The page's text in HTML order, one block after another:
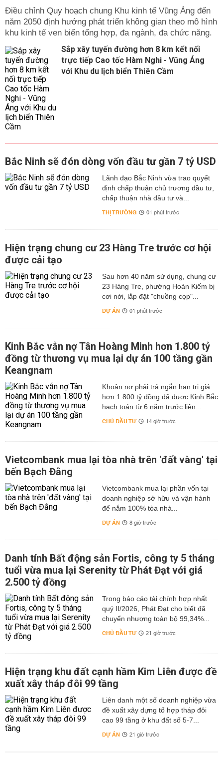
Điều chỉnh Quy hoạch chung Khu kinh tế Vũng Áng đến
năm 2050 định hướng phát triển không gian theo mô hình
khu kinh tế ven biển tổng hợp, đa ngành, đa chức năng.
Sắp xây tuyến đường hơn 8 km kết nối
trực tiếp Cao tốc Hàm Nghi - Vũng Áng
với Khu du lịch biển Thiên Cầm
Bắc Ninh sẽ đón dòng vốn đầu tư gần 7 tỷ USD
Lãnh đạo Bắc Ninh vừa trao quyết
định chấp thuận chủ trương đầu tư,
chấp thuận nhà đầu tư và...
THỊ TRƯỜNG 01 phút trước
Hiện trạng chung cư 23 Hàng Tre trước cơ hội
được cải tạo
Sau hơn 40 năm sử dụng, chung cư
23 Hàng Tre, phường Hoàn Kiếm bị
cơi nới, lắp đặt "chuồng cọp"...
DỰ ÁN 01 phút trước
Kinh Bắc vẫn nợ Tân Hoàng Minh hơn 1.800 tỷ
đồng từ thương vụ mua lại dự án 100 tầng gần
Keangnam
hơn 1.800 tỷ đồng đã được Kinh Bắc
hạch toán từ 6 năm trước liên...
CHỦ ĐẦU TƯ 14 giờ trước
Vietcombank mua lại tòa nhà trên 'đất vàng' tại
bến Bạch Đằng
Vietcombank mua lại phần vốn tại
doanh nghiệp sở hữu và vận hành
để nắm 100% tòa nhà...
DỰ ÁN 8 giờ trước
Danh tính Bất động sản Fortis, công ty 5 tháng
tuổi vừa mua lại Serenity từ Phát Đạt với giá
2.500 tỷ đồng
Trong báo cáo tài chính hợp nhất
quý II/2026, Phát Đạt cho biết đã
chuyển nhượng toàn bộ 99,34%...
CHỦ ĐẦU TƯ 21 giờ trước
Hiện trạng khu đất cạnh hầm Kim Liên được đề
xuất xây tháp đôi 99 tầng
Liên danh một số doanh nghiệp vừa
đề xuất xây dựng tổ hợp tháp đôi
cao 99 tầng ở khu đất số 5-7...
DỰ ÁN 21 giờ trước